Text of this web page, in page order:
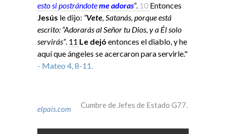
esto sipostrándoteme adoras”. 10 Entonces
Jesús le dijo: “Vete, Satanás, porque está
escrito: “Adorarás al Señor tu Dios, y a Él solo
servirás”. 11 Le dejó entonces el diablo, y he
aquí que ángeles se acercaron para servirle."
- Mateo 4, 8-11.
elpais.com Cumbre de Jefes de Estado G77.